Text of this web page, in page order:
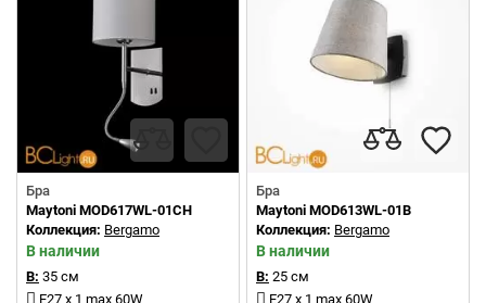
Бра
Maytoni MOD617WL-01CH
Коллекция: Bergamo
В наличии
В: 35 см
E27 x 1 max 60W
Бра
Maytoni MOD613WL-01B
Коллекция: Bergamo
В наличии
В: 25 см
E27 x 1 max 60W